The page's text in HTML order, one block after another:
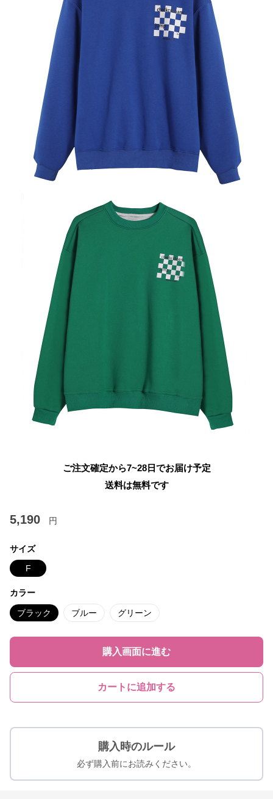
ご注文確定から7~28日でお届け予定
送料は無料です
5,190 円
サイズ
F
カラー
ブラック ブルー グリーン
購入画面に進む
カートに追加する
購入時のルール
必ず購入前にお読みください。